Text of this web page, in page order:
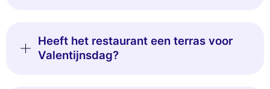
Heeft het restaurant een terras voor
Valentijnsdag?